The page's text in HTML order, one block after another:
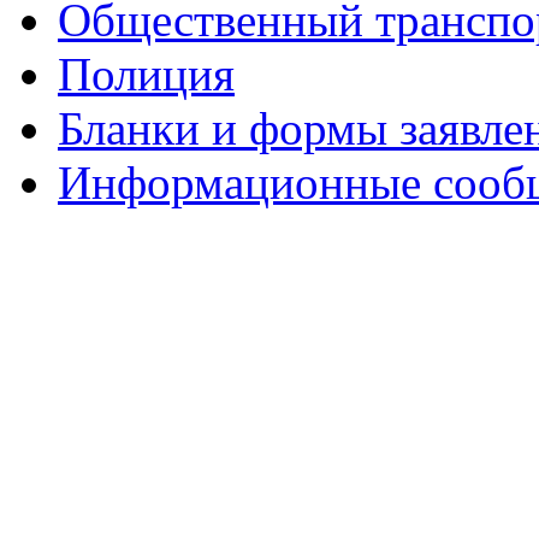
Общественный
Полиция
Бланки и формы
Информационные